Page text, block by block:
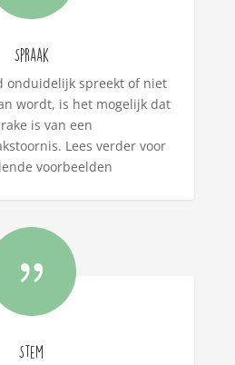
Spraak
onduidelijk spreekt of niet
wordt, is het mogelijk dat
is van een
Lees verder voor
voorbeelden
{
Stem